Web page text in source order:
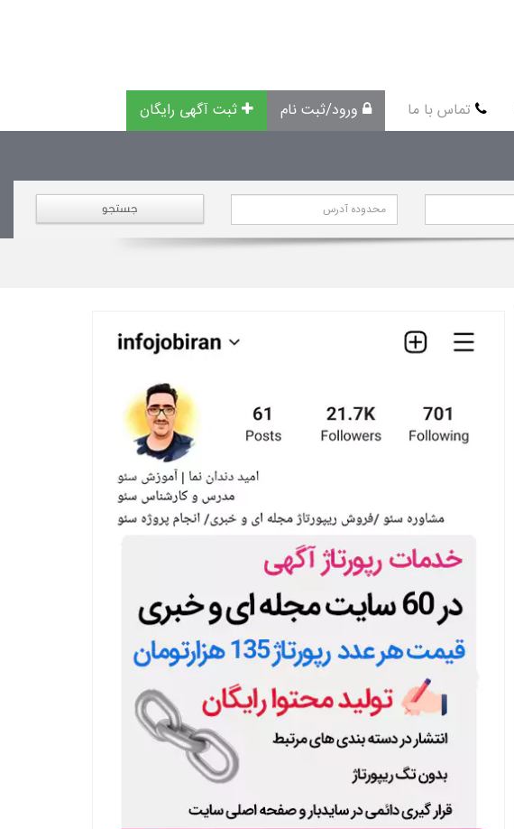
تماس با ما ورود/ثبت نام ثبت آگهی رایگان
جستجو